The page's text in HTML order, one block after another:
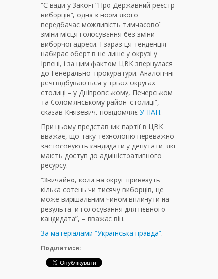
“Є вади у Законі “Про Державний реєстр
виборців”, одна з норм якого
передбачає можливість тимчасової
зміни місця голосування без зміни
виборчої адреси. І зараз ця тенденція
набирає обертів не лише у окрузі у
Ірпені, і за цим фактом ЦВК звернулася
до Генеральної прокуратури. Аналогічні
речі відбуваються у трьох округах
столиці – у Дніпровському, Печерськом
та Солом’янському районі столиці”, –
сказав Князевич, повідомляє УНІАН.
При цьому представник партії в ЦВК
вважає, що таку технологію переважно
застосовують кандидати у депутати, які
мають доступ до адміністративного
ресурсу.
“Звичайно, коли на округ привезуть
кілька сотень чи тисячу виборців, це
може вирішальним чином вплинути на
результати голосування для певного
кандидата”, – вважає він.
За матеріалами “Українська правда”.
Поділитися: